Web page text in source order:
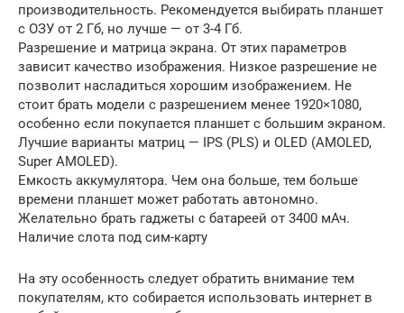
производительность. Рекомендуется выбирать планшет
с ОЗУ от 2 Гб, но лучше — от 3-4 Гб.
Разрешение и матрица экрана. От этих параметров
зависит качество изображения. Низкое разрешение не
позволит насладиться хорошим изображением. Не
стоит брать модели с разрешением менее 1920×1080,
особенно если покупается планшет с большим экраном.
Лучшие варианты матриц — IPS (PLS) и OLED (AMOLED,
Super AMOLED).
Емкость аккумулятора. Чем она больше, тем больше
времени планшет может работать автономно.
Желательно брать гаджеты с батареей от 3400 мАч.
Наличие слота под сим-карту
На эту особенность следует обратить внимание тем
покупателям, кто собирается использовать интернет в